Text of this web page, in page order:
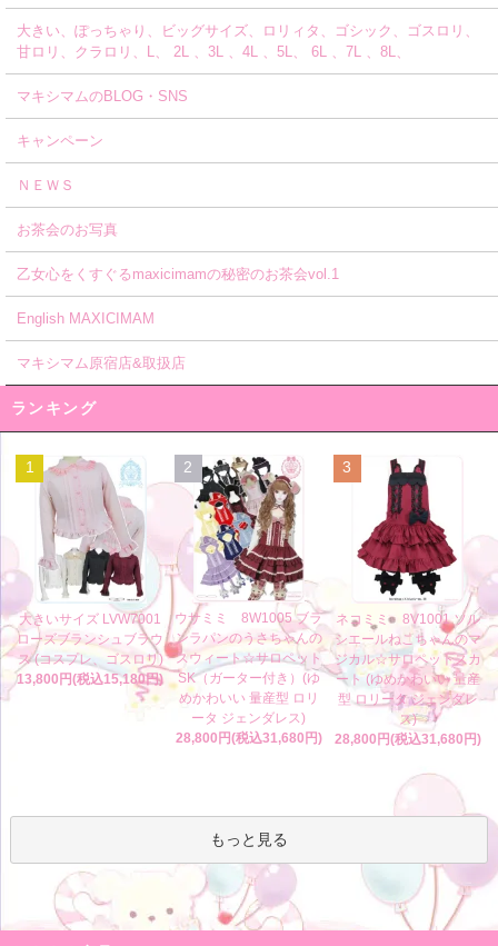
大きい、ぽっちゃり、ビッグサイズ、ロリィタ、ゴシック、ゴスロリ、
甘ロリ、クラロリ、L、 2L 、3L 、4L 、5L、 6L 、7L 、8L、
マキシマムのBLOG・SNS
キャンペーン
ＮＥＷＳ
お茶会のお写真
乙女心をくすぐるmaxicimamの秘密のお茶会vol.1
English MAXICIMAM
マキシマム原宿店&取扱店
ランキング
1
大きいサイズ LVW7001
ローズブランシュブラウ
ス (コスプレ、ゴスロリ)
13,800円(税込15,180円)
2
ウサミミ 8W1005 ブラ
ンラパンのうさちゃんの
スウィート☆サロペット
SK（ガーター付き）(ゆ
めかわいい 量産型 ロリ
ータ ジェンダレス)
28,800円(税込31,680円)
3
ネコミミ 8V1001 ソル
シエールねこちゃんのマ
ジカル☆サロペットスカ
ート (ゆめかわいい 量産
型 ロリータ ジェンダレ
ス)
28,800円(税込31,680円)
もっと見る